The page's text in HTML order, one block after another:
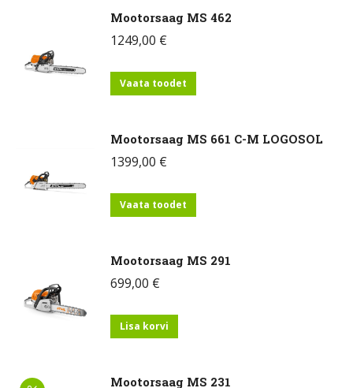
Mootorsaag MS 462
1249,00 €
Vaata toodet
Mootorsaag MS 661 C-M LOGOSOL
1399,00 €
Vaata toodet
Mootorsaag MS 291
699,00 €
Lisa korvi
Mootorsaag MS 231